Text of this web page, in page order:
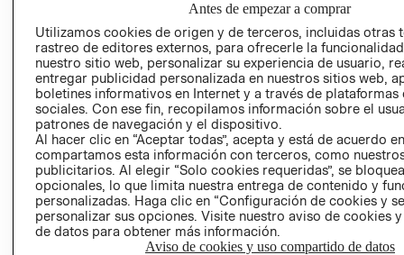
EMPRESARIAL
CONDICIONES
AVISO DE
PRIVACIDAD
GIFT CARD
AVISO DE
Antes de empezar a comprar
Utilizamos cookies de origen y de terceros, incluidas otras
rastreo de editores externos, para ofrecerle la
nuestro sitio web, personalizar su experiencia de usuario,
entregar publicidad personalizada en nuestros sitios web,
boletines informativos en Internet y a través de plataformas
sociales. Con ese fin, recopilamos información sobre el
patrones de navegación y el dispositivo.
Al hacer clic en “Aceptar todas”, acepta y está de acuerdo
compartamos esta información con terceros, como
publicitarios. Al elegir “Solo cookies requeridas”, se
opcionales, lo que limita nuestra entrega de contenido y
personalizadas. Haga clic en “Configuración de cookies y
personalizar sus opciones. Visite nuestro aviso de cookies
de datos para obtener más información.
Aviso de cookies y uso compartido de datos